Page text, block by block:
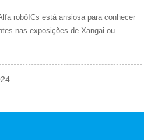
robô ICs está ansiosa para conhecer
nas exposições de Xangai ou